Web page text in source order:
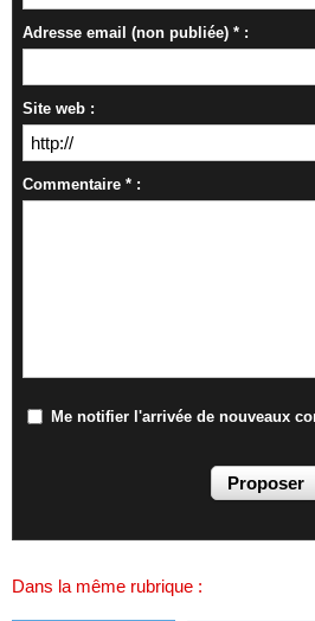
Adresse email (non publiée) * :
Site web :
Commentaire * :
Me notifier l'arrivée de nouveaux
Dans la même rubrique :